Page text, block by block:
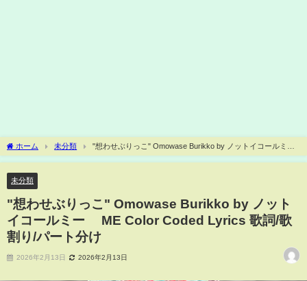
ホーム 未分類
"想わせぶりっこ" Omowase Burikko by ノットイコールミー
≠ME Color Coded Lyrics 歌詞/歌割り/パート分け
未分類
"想わせぶりっこ" Omowase Burikko by ノット
イコールミー ≠ME Color Coded Lyrics 歌詞/歌
割り/パート分け
2026年2月13日 2026年2月13日